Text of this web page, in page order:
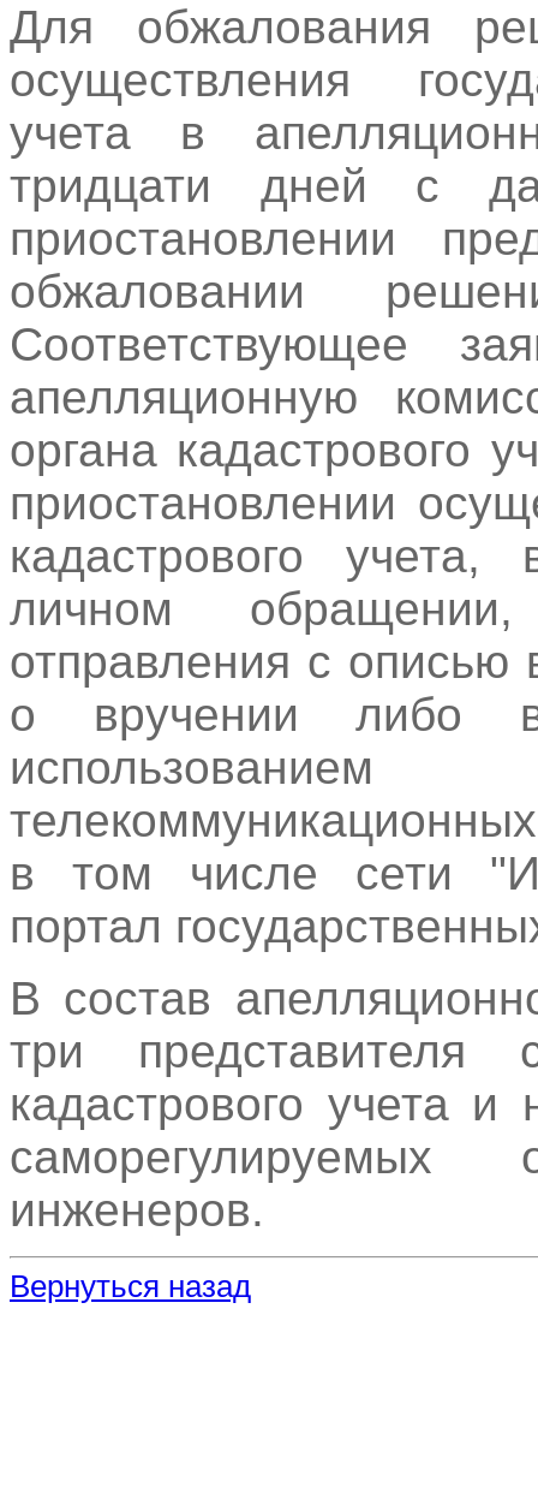
Для обжалования
осуществления
учета в
тридцати дней с
приостановлении
обжаловании
Соответствующее
апелляционную
органа кадастрового
приостановлении
кадастрового
личном обращении,
отправления с
о вручении либо
в том числе сети
портал
В состав
три представителя
кадастрового учета и
саморегулируемых
инженеров.
Вернуться назад